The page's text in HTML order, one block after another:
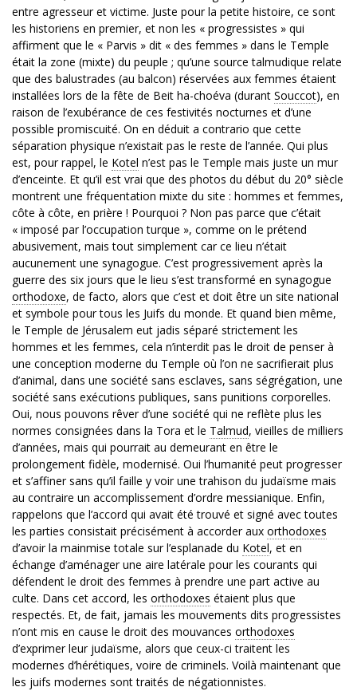
entre agresseur et victime. Juste pour la petite histoire, ce sont
les historiens en premier, et non les « progressistes » qui
affirment que le « Parvis » dit « des femmes » dans le Temple
était la zone (mixte) du peuple ; qu’une source talmudique relate
que des balustrades (au balcon) réservées aux femmes étaient
installées lors de la fête de Beit ha-choéva (durant Souccot), en
raison de l’exubérance de ces festivités nocturnes et d’une
possible promiscuité. On en déduit a contrario que cette
séparation physique n’existait pas le reste de l’année. Qui plus
est, pour rappel, le Kotel n’est pas le Temple mais juste un mur
d’enceinte. Et qu’il est vrai que des photos du début du 20° siècle
montrent une fréquentation mixte du site : hommes et femmes,
côte à côte, en prière ! Pourquoi ? Non pas parce que c’était
« imposé par l’occupation turque », comme on le prétend
abusivement, mais tout simplement car ce lieu n’était
aucunement une synagogue. C’est progressivement après la
guerre des six jours que le lieu s’est transformé en synagogue
orthodoxe, de facto, alors que c’est et doit être un site national
et symbole pour tous les Juifs du monde. Et quand bien même,
le Temple de Jérusalem eut jadis séparé strictement les
hommes et les femmes, cela n’interdit pas le droit de penser à
une conception moderne du Temple où l’on ne sacrifierait plus
d’animal, dans une société sans esclaves, sans ségrégation, une
société sans exécutions publiques, sans punitions corporelles.
Oui, nous pouvons rêver d’une société qui ne reflète plus les
normes consignées dans la Tora et le Talmud, vieilles de milliers
d’années, mais qui pourrait au demeurant en être le
prolongement fidèle, modernisé. Oui l’humanité peut progresser
et s’affiner sans qu’il faille y voir une trahison du judaïsme mais
au contraire un accomplissement d’ordre messianique. Enfin,
rappelons que l’accord qui avait été trouvé et signé avec toutes
les parties consistait précisément à accorder aux orthodoxes
d’avoir la mainmise totale sur l’esplanade du Kotel, et en
échange d’aménager une aire latérale pour les courants qui
défendent le droit des femmes à prendre une part active au
culte. Dans cet accord, les orthodoxes étaient plus que
respectés. Et, de fait, jamais les mouvements dits progressistes
n’ont mis en cause le droit des mouvances orthodoxes
d’exprimer leur judaïsme, alors que ceux-ci traitent les
modernes d’hérétiques, voire de criminels. Voilà maintenant que
les juifs modernes sont traités de négationnistes.